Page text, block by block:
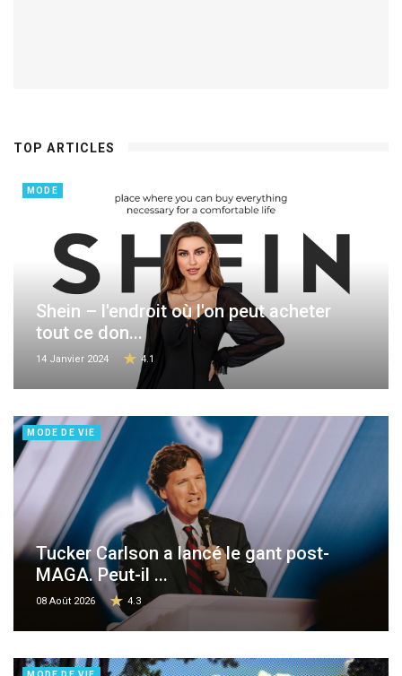
TOP ARTICLES
MODE
Shein – l'endroit où l'on peut acheter
tout ce don...
14 Janvier 2024 4.1
MODE DE VIE
Tucker Carlson a lancé le gant post-
MAGA. Peut-il ...
08 Août 2026 4.3